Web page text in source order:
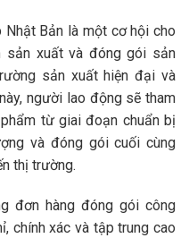
Bản là một cơ hội cho
sản xuất và đóng gói sản
sản xuất hiện đại và
người lao động sẽ tham
từ giai đoạn chuẩn bị
và đóng gói cuối cùng
thị trường.
đơn hàng đóng gói công
chính xác và tập trung cao